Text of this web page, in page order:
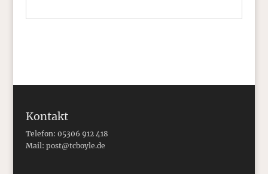
Kontakt
Telefon: 05306 912 418
Mail: post@tcboyle.de